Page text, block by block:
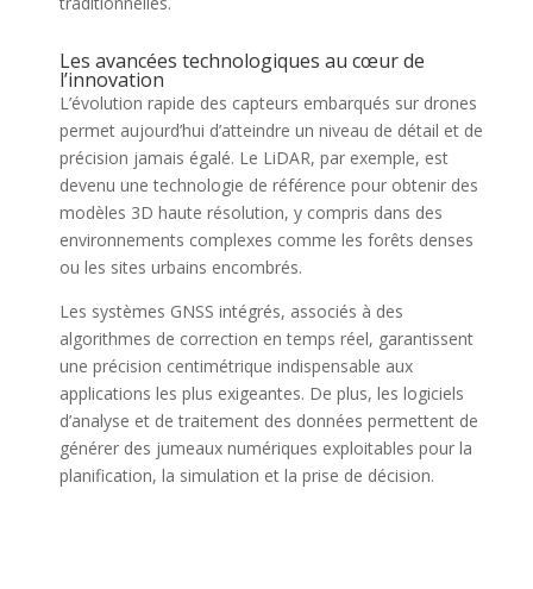
Les avancées technologiques au cœur de
l’innovation
L’évolution rapide des capteurs embarqués sur drones
permet aujourd’hui d’atteindre un niveau de détail et de
précision jamais égalé. Le LiDAR, par exemple, est
devenu une technologie de référence pour obtenir des
modèles 3D haute résolution, y compris dans des
environnements complexes comme les forêts denses
ou les sites urbains encombrés.
Les systèmes GNSS intégrés, associés à des
algorithmes de correction en temps réel, garantissent
une précision centimétrique indispensable aux
applications les plus exigeantes. De plus, les logiciels
d’analyse et de traitement des données permettent de
générer des jumeaux numériques exploitables pour la
planification, la simulation et la prise de décision.